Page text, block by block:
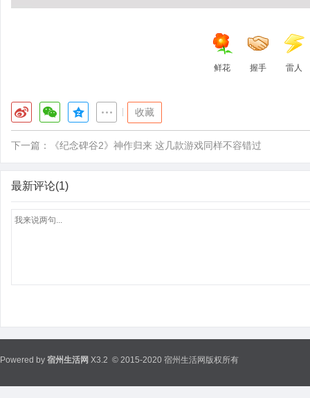
鲜花 握手 雷人
收藏
下一篇： 《纪念碑谷2》神作归来 这几款游戏同样不容错过
最新评论(1)
Powered by 宿州生活网 X3.2 © 2015-2020 宿州生活网版权所有